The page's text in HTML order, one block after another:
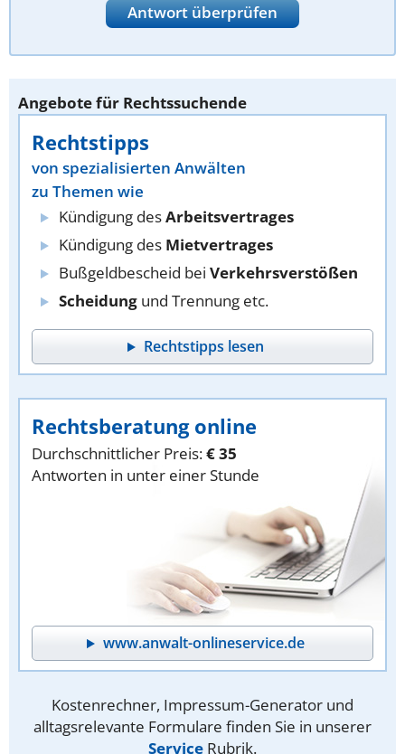
Antwort überprüfen
Angebote für Rechtssuchende
Rechtstipps
von spezialisierten Anwälten
zu Themen wie
Kündigung desArbeitsvertrages
Kündigung des Mietvertrages
Bußgeldbescheid bei Verkehrsverstößen
Scheidung und Trennung etc.
Rechtstipps lesen
Rechtsberatung online
Durchschnittlicher Preis:€ 35
Antworten in unter einer Stunde
www.anwalt-onlineservice.de
Kostenrechner, Impressum-Generator und
alltagsrelevante Formulare finden Sie in unserer
Service Rubrik.